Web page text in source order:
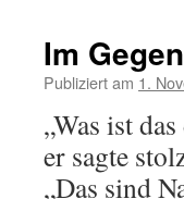
Im
Publiziert am 1.
„Was ist
er sagte
„Das sind